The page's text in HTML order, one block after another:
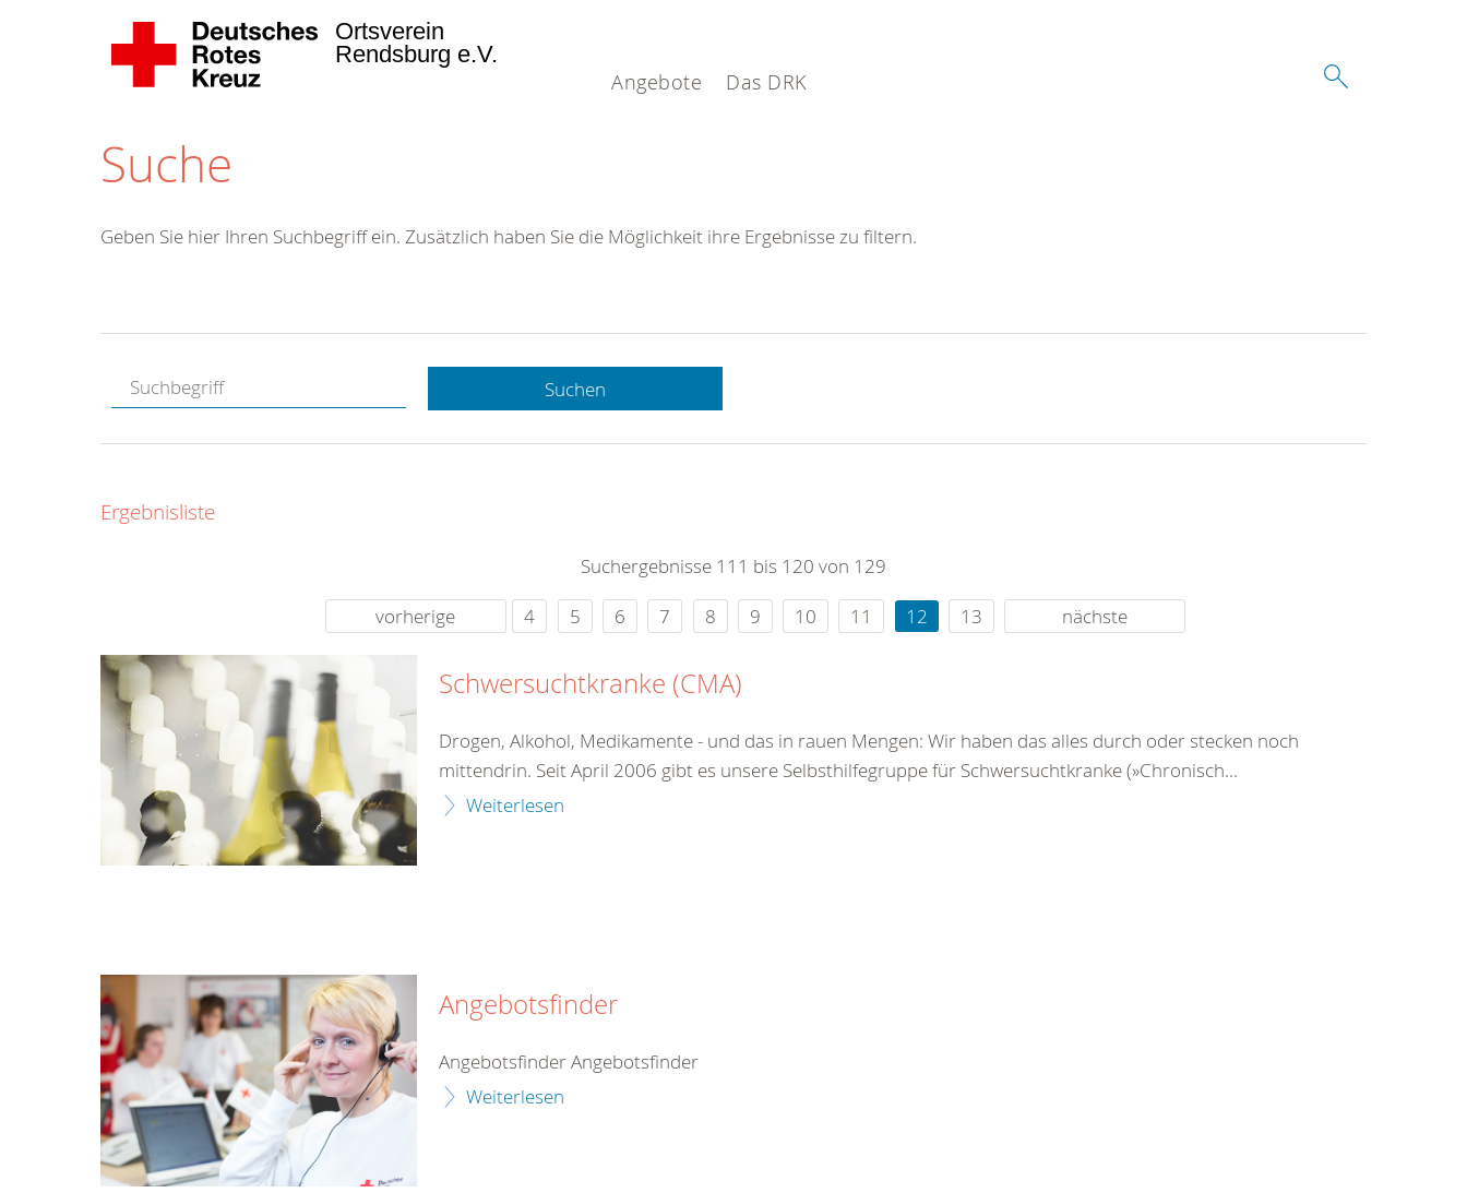
Angebote Das DRK
Ortsverein
Rendsburg e.V.
Suche
Hotline.
gerne.
rund um die Uhr
Geben Sie hier Ihren Suchbegriff ein. Zusätzlich haben Sie die Möglichkeit ihre Ergebnisse zu filtern.
Suchen
Ergebnisliste
Suchergebnisse 111 bis 120 von 129
vorherige
4 5 6 7 8 9 10 11 12 13 nächste
Schwersuchtkranke (CMA)
Drogen, Alkohol, Medikamente - und das in rauen Mengen: Wir haben das alles durch oder stecken noch
mittendrin. Seit April 2006 gibt es unsere Selbsthilfegruppe für Schwersuchtkranke (»Chronisch...
Weiterlesen
Angebotsfinder
Angebotsfinder Angebotsfinder
Weiterlesen